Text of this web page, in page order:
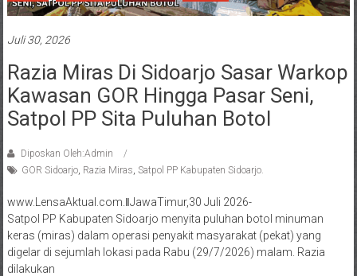
Juli 30, 2026
Razia Miras Di Sidoarjo Sasar Warkop
Kawasan GOR Hingga Pasar Seni,
Satpol PP Sita Puluhan Botol
Diposkan Oleh:Admin
GOR Sidoarjo, Razia Miras, Satpol PP Kabupaten Sidoarjo.
www.LensaAktual.com.ǁJawaTimur,30 Juli 2026-
Satpol PP Kabupaten Sidoarjo menyita puluhan botol minuman
keras (miras) dalam operasi penyakit masyarakat (pekat) yang
digelar di sejumlah lokasi pada Rabu (29/7/2026) malam. Razia
dilakukan